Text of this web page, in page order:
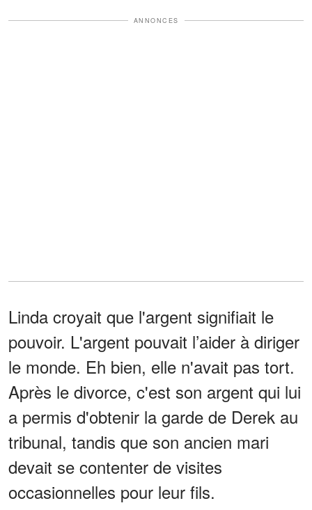
ANNONCES
Linda croyait que l'argent signifiait le
pouvoir. L'argent pouvait l’aider à diriger
le monde. Eh bien, elle n'avait pas tort.
Après le divorce, c'est son argent qui lui
a permis d'obtenir la garde de Derek au
tribunal, tandis que son ancien mari
devait se contenter de visites
occasionnelles pour leur fils.